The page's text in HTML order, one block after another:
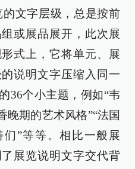
文字层级，总是按前
或展品展开，此次展
式上，它将单元、展
说明文字压缩入同一
36个小主题，例如“韦
晚期的艺术风格”“法国
们”等等。相比一般展
展览说明文字交代背